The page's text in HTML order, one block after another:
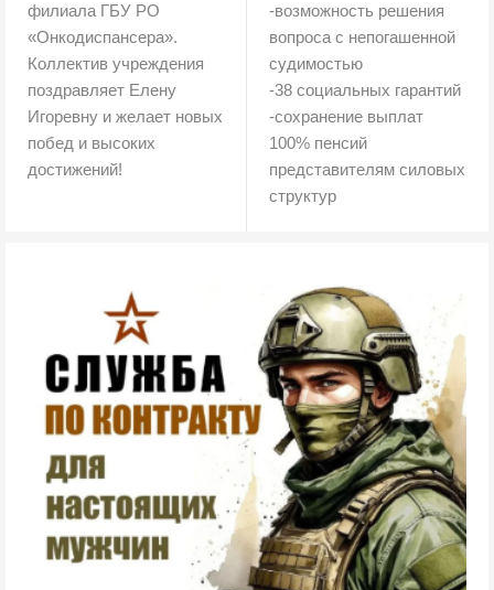
филиала ГБУ РО
«Онкодиспансера».
Коллектив учреждения
поздравляет Елену
Игоревну и желает новых
побед и высоких
достижений!
-возможность решения
вопроса с непогашенной
судимостью
-38 социальных гарантий
-сохранение выплат
100% пенсий
представителям силовых
структур